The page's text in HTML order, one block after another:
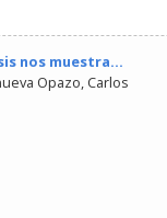
nos muestra…
Opazo, Carlos